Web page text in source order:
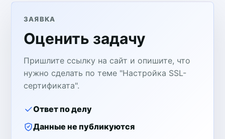
ЗАЯВКА
Оценить задачу
Пришлите ссылку на сайт и опишите, что
нужно сделать по теме "Настройка SSL-
сертификата".
Ответ по делу
Данные не публикуются